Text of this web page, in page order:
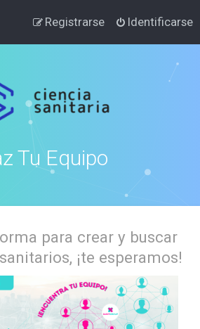
Identificarse
Registrarse
Tu Equipo
para crear y buscar
¡te esperamos!